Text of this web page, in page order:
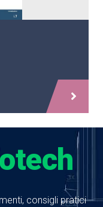
consigli pratici